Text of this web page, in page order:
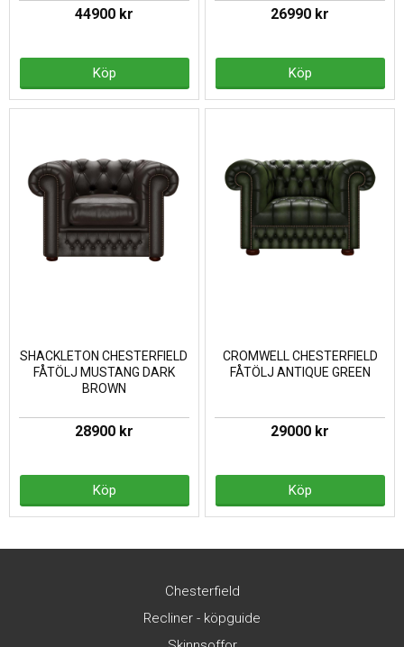
44900 kr
Köp
26990 kr
Köp
SHACKLETON CHESTERFIELD
FÅTÖLJ MUSTANG DARK
BROWN
28900 kr
Köp
CROMWELL CHESTERFIELD
FÅTÖLJ ANTIQUE GREEN
29000 kr
Köp
Chesterfield
Recliner - köpguide